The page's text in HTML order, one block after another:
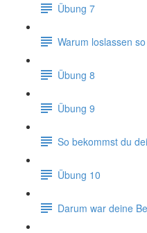
Übung 7
Warum loslassen
Übung 8
Übung 9
So bekommst du
Übung 10
Darum war deine